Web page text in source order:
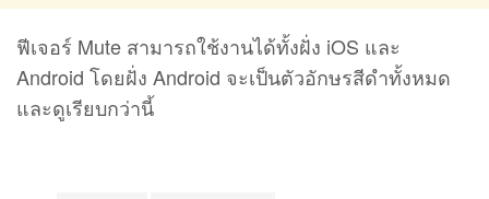
ฟีเจอร์ Mute สามารถใช้งานได้ทั้งฝั่ง iOS และ
Android โดยฝั่ง Android จะเป็นตัวอักษรสีดำทั้งหมด
และดูเรียบกว่านี้